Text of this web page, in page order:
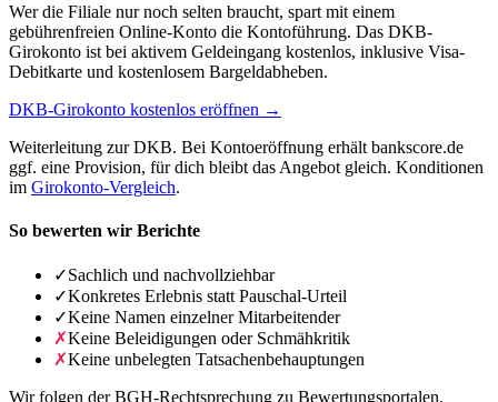
Wer die Filiale nur noch selten braucht, spart mit einem
gebührenfreien Online-Konto die Kontoführung. Das DKB-
Girokonto ist bei aktivem Geldeingang kostenlos, inklusive Visa-
Debitkarte und kostenlosem Bargeldabheben.
DKB-Girokonto kostenlos eröffnen →
Weiterleitung zur DKB. Bei Kontoeröffnung erhält bankscore.de
ggf. eine Provision, für dich bleibt das Angebot gleich. Konditionen
im Girokonto-Vergleich.
So bewerten wir Berichte
✓Sachlich und nachvollziehbar
✓Konkretes Erlebnis statt Pauschal-Urteil
✓Keine Namen einzelner Mitarbeitender
✗Keine Beleidigungen oder Schmähkritik
✗Keine unbelegten Tatsachenbehauptungen
Wir folgen der BGH-Rechtsprechung zu Bewertungsportalen.